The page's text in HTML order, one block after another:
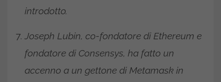
introdotto.
Joseph Lubin, co-fondatore di Ethereum e
fondatore di Consensys, ha fatto un
accenno a un gettone di Metamask in